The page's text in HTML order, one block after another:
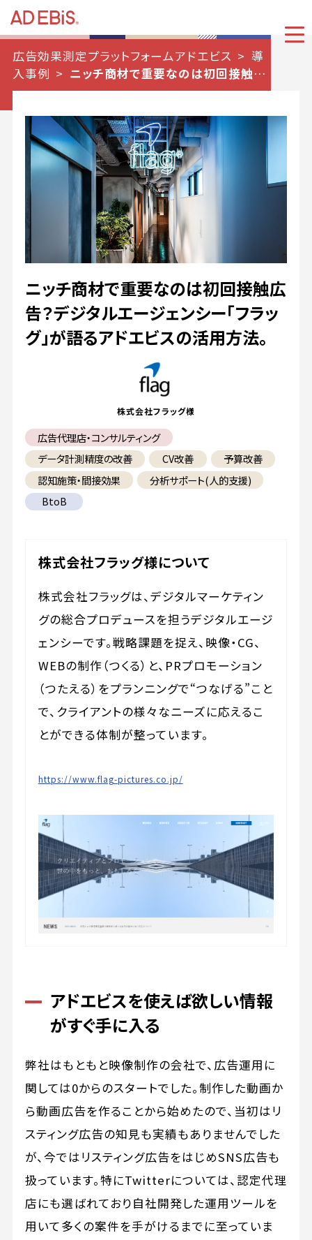
広告効果測定プラットフォームアドエビス
導
入事例
ニッチ商材で重要なのは初回接触広
告？デジタルエージェンシー「フラッグ」が語る
アドエビスの活用方法。
ニッチ商材で重要なのは初回接触広
告？デジタルエージェンシー「フラッ
グ」が語るアドエビスの活用方法。
株式会社フラッグ様
広告代理店・コンサルティング
データ計測精度の改善
CV改善
予算改善
認知施策・間接効果
分析サポート(人的支援)
BtoB
株式会社フラッグ様について
株式会社フラッグは、デジタルマーケティン
グの総合プロデュースを担うデジタルエージ
ェンシーです。戦略課題を捉え、映像・CG、
WEBの制作（つくる）と、PRプロモーション
（つたえる）をプランニングで“つなげる”こと
で、クライアントの様々なニーズに応えるこ
とができる体制が整っています。
https://www.flag-pictures.co.jp/
アドエビスを使えば欲しい情報
がすぐ手に入る
弊社はもともと映像制作の会社で、広告運用に
関しては0からのスタートでした。制作した動画か
ら動画広告を作ることから始めたので、当初はリ
スティング広告の知見も実績もありませんでした
が、今ではリスティング広告をはじめSNS広告も
扱っています。特にTwitterについては、認定代理
店にも選ばれており自社開発した運用ツールを
用いて多くの案件を手がけるまでに至っていま